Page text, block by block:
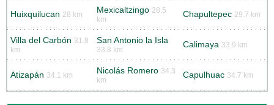
Huixquilucan 28 km Mexicaltzingo 28.5
km
Chapultepec 29.7 km
Villa del Carbón 31.8
km
San Antonio la Isla
33.8 km
Calimaya 33.9 km
Atizapán 34.1 km Nicolás Romero 34.3
km
Capulhuac 34.7 km